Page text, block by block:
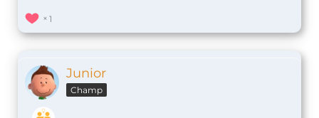
1
Junior
Champ